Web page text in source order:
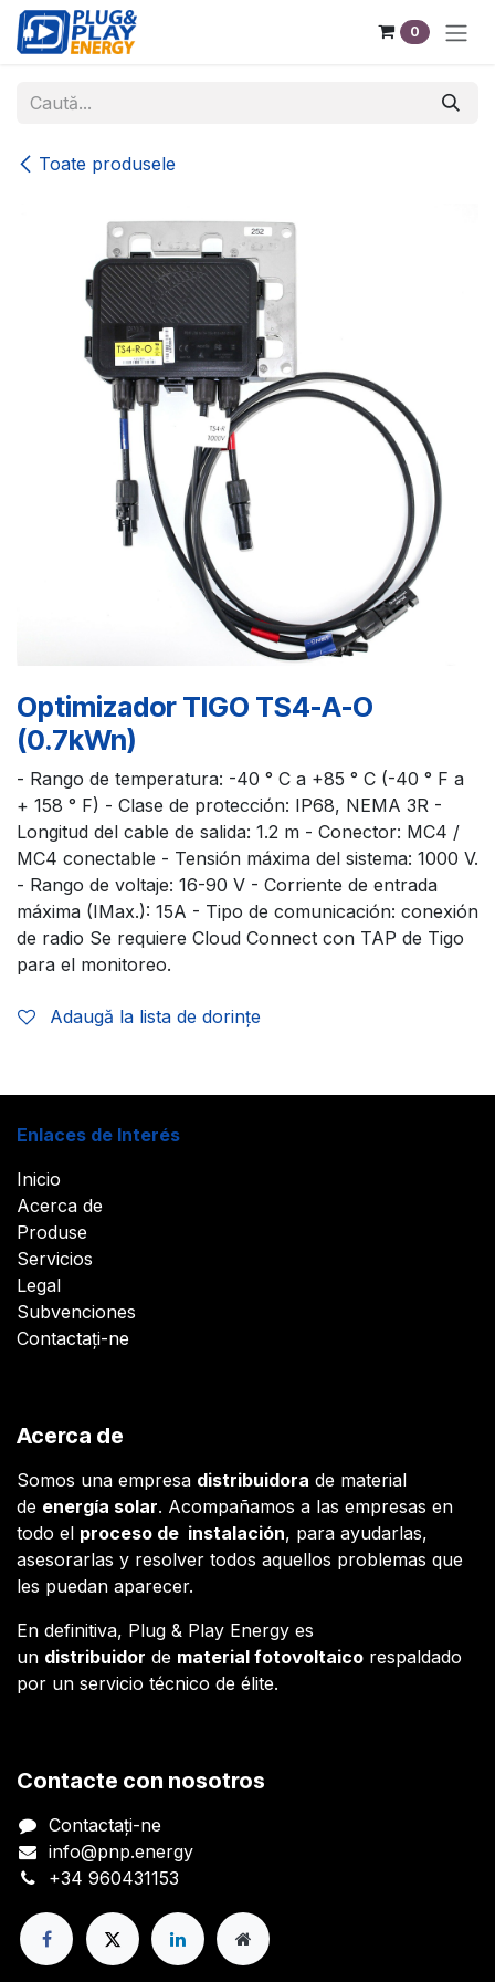
Sari la conținut
0
Toate produsele
Optimizador TIGO TS4-A-O
(0.7kWn)
- Rango de temperatura: -40 ° C a +85 ° C (-40 ° F a
+ 158 ° F) - Clase de protección: IP68, NEMA 3R -
Longitud del cable de salida: 1.2 m - Conector: MC4 /
MC4 conectable - Tensión máxima del sistema: 1000 V.
- Rango de voltaje: 16-90 V - Corriente de entrada
máxima (IMax.): 15A - Tipo de comunicación: conexión
de radio Se requiere Cloud Connect con TAP de Tigo
para el monitoreo.
Adaugă la lista de dorințe
Enlaces de Interés
Inicio
Acerca de
Produse
Servicios
Legal
Subvenciones
Contactați-ne
Acerca de
Somos una empresa distribuidora de material
de energía solar. Acompañamos a las empresas en
todo el proceso de instalación, para ayudarlas,
asesorarlas y resolver todos aquellos problemas que
les puedan aparecer.
En definitiva, Plug & Play Energy es
un distribuidor de material fotovoltaico respaldado
por un servicio técnico de élite.
Contacte con nosotros
Contactați-ne
info@pnp.energy
+34 960431153